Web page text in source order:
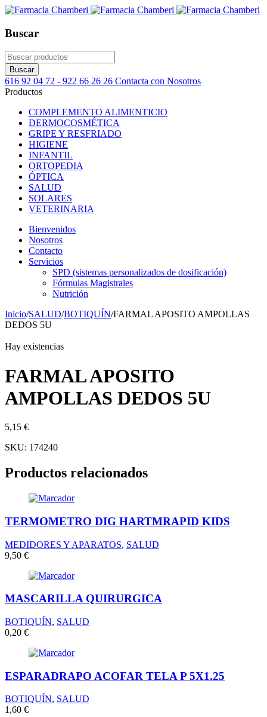
Buscar
616 92 04 72 - 922 66 26 26 Contacta con Nosotros
Productos
COMPLEMENTO ALIMENTICIO
DERMOCOSMÉTICA
GRIPE Y RESFRIADO
HIGIENE
INFANTIL
ORTOPEDIA
ÓPTICA
SALUD
SOLARES
VETERINARIA
Bienvenidos
Nosotros
Contacto
Servicios
SPD (sistemas personalizados de dosificación)
Fórmulas Magistrales
Nutrición
Inicio/SALUD/BOTIQUÍN/FARMAL APOSITO AMPOLLAS
DEDOS 5U
Hay existencias
FARMAL APOSITO
AMPOLLAS DEDOS 5U
5,15 €
SKU: 174240
Productos relacionados
TERMOMETRO DIG HARTMRAPID KIDS
MEDIDORES Y APARATOS, SALUD
9,50 €
MASCARILLA QUIRURGICA
BOTIQUÍN, SALUD
0,20 €
ESPARADRAPO ACOFAR TELA P 5X1.25
BOTIQUÍN, SALUD
1,60 €